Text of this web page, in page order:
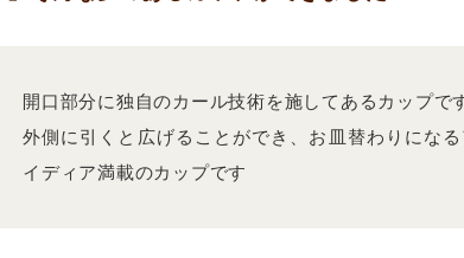
開口部分に独自のカール技術を施してあるカップで
外側に引くと広げることができ、お皿替わりになる
イディア満載のカップです